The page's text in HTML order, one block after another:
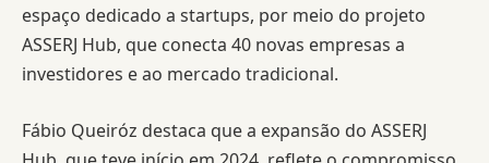
espaço dedicado a startups, por meio do projeto
ASSERJ Hub, que conecta 40 novas empresas a
investidores e ao mercado tradicional.
Fábio Queiróz destaca que a expansão do ASSERJ